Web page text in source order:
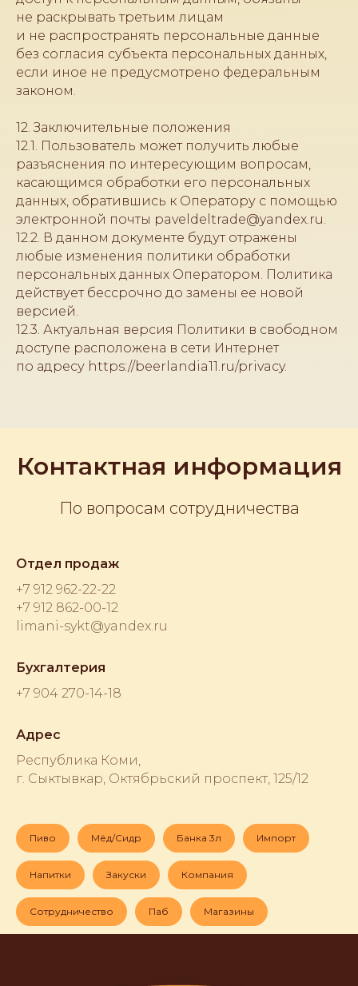
не раскрывать третьим лицам
и не распространять персональные данные
без согласия субъекта персональных данных,
если иное не предусмотрено федеральным
законом.
12. Заключительные положения
12.1. Пользователь может получить любые
разъяснения по интересующим вопросам,
касающимся обработки его персональных
данных, обратившись к Оператору с помощью
электронной почты paveldeltrade@yandex.ru.
12.2. В данном документе будут отражены
любые изменения политики обработки
персональных данных Оператором. Политика
действует бессрочно до замены ее новой
версией.
12.3. Актуальная версия Политики в свободном
доступе расположена в сети Интернет
по адресу https://beerlandia11.ru/privacy.
Контактная информация
По вопросам сотрудничества
Отдел продаж
+7 912 962-22-22
+7 912 862-00-12
limani-sykt@yandex.ru
Бухгалтерия
+7 904 270-14-18
Адрес
Республика Коми,
г. Сыктывкар, Октябрьский проспект, 125/12
Пиво Мёд/Сидр Банка 3л Импорт
Напитки Закуски Компания
Сотрудничество Паб Магазины